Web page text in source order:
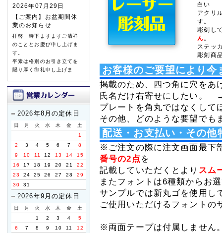
2026年07月29日
【ご案内】お盆期間休
業のお知らせ
拝啓 時下ますますご清祥
のこととお慶び申し上げま
す。
平素は格別のお引き立てを
賜り厚く御礼申し上げま
誠に勝手ながら、以下の期
間を休業とさせていただき
ます。
【休暇期間】
2026年8月8日(土) ～ 8
月16日(日)
【お盆期間前発送、最終注
文受付日】
2026年8月3日(月)
※お支払手続きも同日中に
お願い致します。
休業期間中にお問い合わせ
いただきました件に関して
は、8月17日より順次ご対
2026年8月の定休日
日 月 火 水 木 金
土
1
2
3 4 5 6 7
8
9
10 11 12 13 14
15
16
17 18 19 20 21
22
23
24 25 26 27 28
29
30
31
2026年9月の定休日
日 月 火 水 木 金
土
1
2 3 4
5
6
7 8 9 10 11
12
白い
アクリ
す。
彫刻し
ん 。
ステッ
彫刻商
お客様のご要望により
掲載のため、四つ角に穴を
氏名だけ右寄せにしたい。
プレートを角丸ではなくし
その他、どのような要望でも
配送・お支払い・その他
※ご注文の際に注文画面最下
番号の2点 を
記載していただくとより スム
またフォントは6種類からお
サンプルでは新丸ゴを使用し
ご使用いただけるフォントの
※両面テープは付属しません